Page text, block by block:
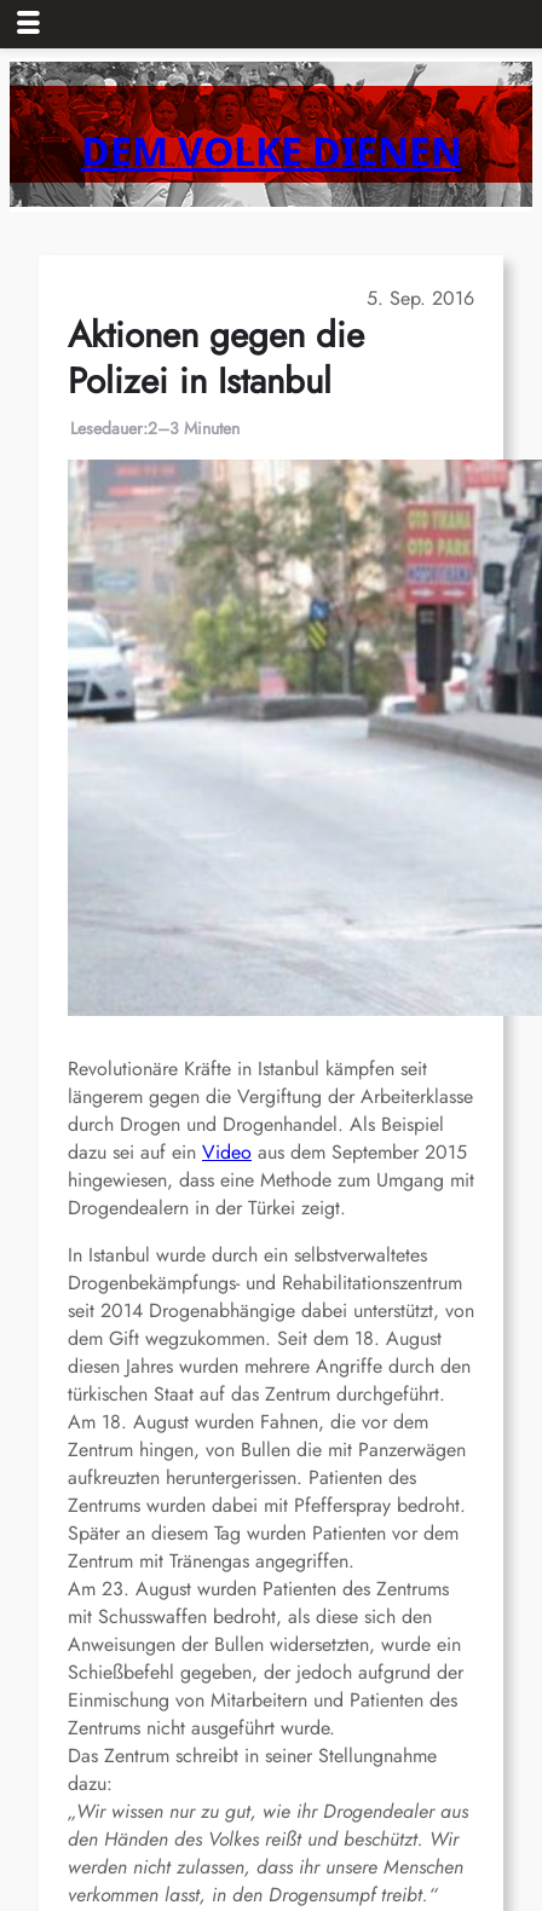
Zum
Inhalt
springenDEM VOLKE DIENEN
5. Sep. 2016
Aktionen gegen die
Polizei in Istanbul
Lesedauer:2–3 Minuten
Revolutionäre Kräfte in Istanbul kämpfen seit
längerem gegen die Vergiftung der Arbeiterklasse
durch Drogen und Drogenhandel. Als Beispiel
dazu sei auf ein Video aus dem September 2015
hingewiesen, dass eine Methode zum Umgang mit
Drogendealern in der Türkei zeigt.
In Istanbul wurde durch ein selbstverwaltetes
Drogenbekämpfungs- und Rehabilitationszentrum
seit 2014 Drogenabhängige dabei unterstützt, von
dem Gift wegzukommen. Seit dem 18. August
diesen Jahres wurden mehrere Angriffe durch den
türkischen Staat auf das Zentrum durchgeführt.
Am 18. August wurden Fahnen, die vor dem
Zentrum hingen, von Bullen die mit Panzerwägen
aufkreuzten heruntergerissen. Patienten des
Zentrums wurden dabei mit Pfefferspray bedroht.
Später an diesem Tag wurden Patienten vor dem
Zentrum mit Tränengas angegriffen.
Am 23. August wurden Patienten des Zentrums
mit Schusswaffen bedroht, als diese sich den
Anweisungen der Bullen widersetzten, wurde ein
Schießbefehl gegeben, der jedoch aufgrund der
Einmischung von Mitarbeitern und Patienten des
Zentrums nicht ausgeführt wurde.
Das Zentrum schreibt in seiner Stellungnahme
dazu:
„Wir wissen nur zu gut, wie ihr Drogendealer aus
den Händen des Volkes reißt und beschützt. Wir
werden nicht zulassen, dass ihr unsere Menschen
verkommen lasst, in den Drogensumpf treibt.“